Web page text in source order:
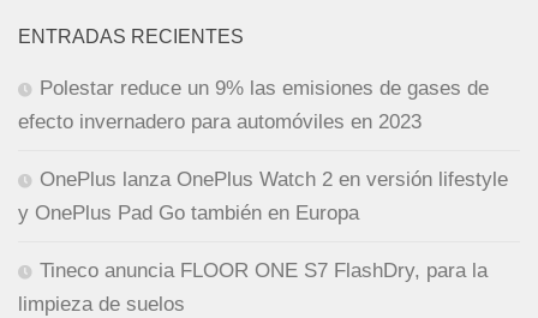
ENTRADAS RECIENTES
Polestar reduce un 9% las emisiones de gases de
efecto invernadero para automóviles en 2023
OnePlus lanza OnePlus Watch 2 en versión lifestyle
y OnePlus Pad Go también en Europa
Tineco anuncia FLOOR ONE S7 FlashDry, para la
limpieza de suelos